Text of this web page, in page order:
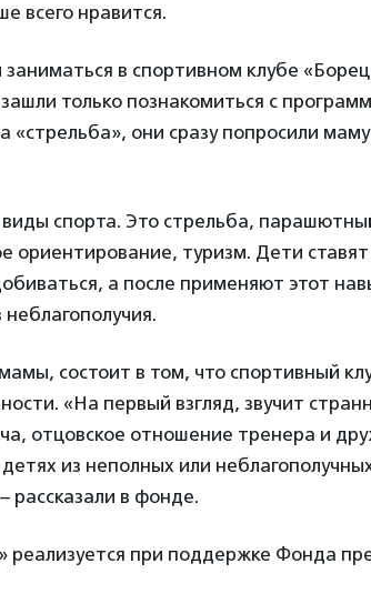
всего нравится.
в спортивном клубе
только познакомиться с
«стрельба», они сразу попросили
спорта. Это стрельба,
ориентирование, туризм. Дети
а после применяют этот
состоит в том, что спортивный
«На первый взгляд, звучит
отцовское отношение тренера и
из неполных или
рассказали в фонде.
при поддержке Фонда